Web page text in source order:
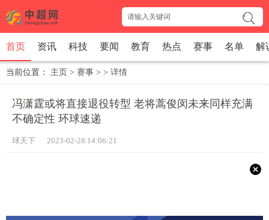
首页 资讯 科技 要闻 教育 热点 赛事 名单 解
当前位置： 主页 > 赛事 > > 详情
冯潇霆或将直接退役转型 老将蒿俊闵未来同样充满
不确定性 环球速递
球天下 2023-02-28 14:06:21